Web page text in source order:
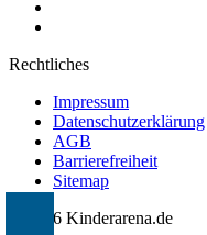
Rechtliches
Impressum
Datenschutzerklärung
AGB
Barrierefreiheit
Sitemap
© 2026 Kinderarena.de